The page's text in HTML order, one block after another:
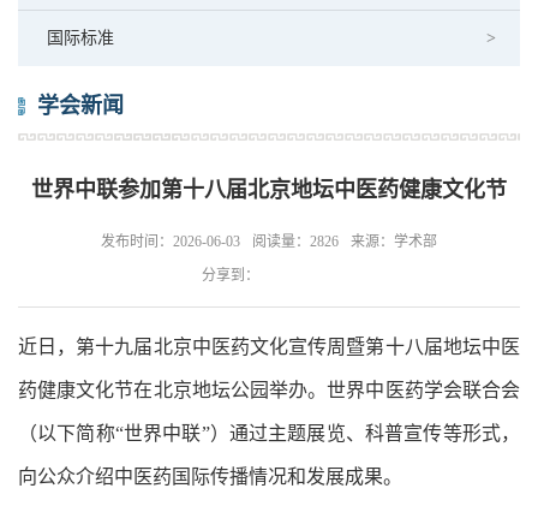
国际标准
学会新闻
世界中联参加第十八届北京地坛中医药健康文化节
发布时间：2026-06-03 阅读量：2826
来源：学术部
分享到：
近日，第十九届北京中医药文化宣传周暨第十八届地坛中医
药健康文化节在北京地坛公园举办。世界中医药学会联合会
（以下简称“世界中联”）通过主题展览、科普宣传等形式，
向公众介绍中医药国际传播情况和发展成果。